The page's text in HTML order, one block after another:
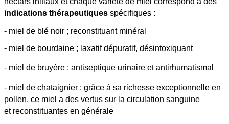
indications thérapeutiques spécifiques :
- miel de blé noir ; reconstituant minéral
- miel de bourdaine ; laxatif dépuratif, désintoxiquant
- miel de bruyère ; antiseptique urinaire et antirhumatismal
- miel de chataignier ; grâce à sa richesse exceptionnelle en
pollen, ce miel a des vertus sur la circulation sanguine
et reconstituantes en générale